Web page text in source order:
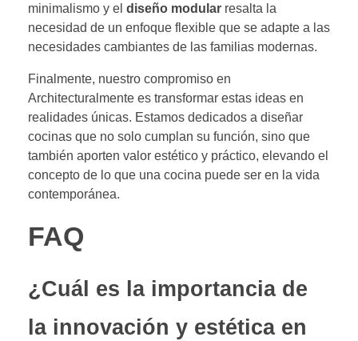
minimalismo y el diseño modular resalta la
necesidad de un enfoque flexible que se adapte a las
necesidades cambiantes de las familias modernas.
Finalmente, nuestro compromiso en
Architecturalmente es transformar estas ideas en
realidades únicas. Estamos dedicados a diseñar
cocinas que no solo cumplan su función, sino que
también aporten valor estético y práctico, elevando el
concepto de lo que una cocina puede ser en la vida
contemporánea.
FAQ
¿Cuál es la importancia de
la innovación y estética en